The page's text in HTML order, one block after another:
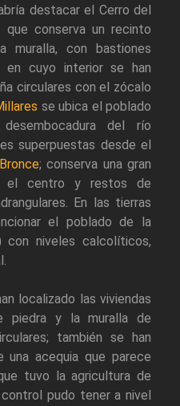
destacar el Cerro del
que conserva un recinto
muralla, con bastiones
en cuyo interior se han
circulares con el zócalo
se ubica el poblado
del río
superpuestas desde el
; conserva una gran
el centro y restos de
En las tierras
el poblado de la
con niveles calcolíticos,
localizado las viviendas
piedra y la muralla de
también se han
acequia que parece
tuvo la agricultura de
pudo tener a nivel